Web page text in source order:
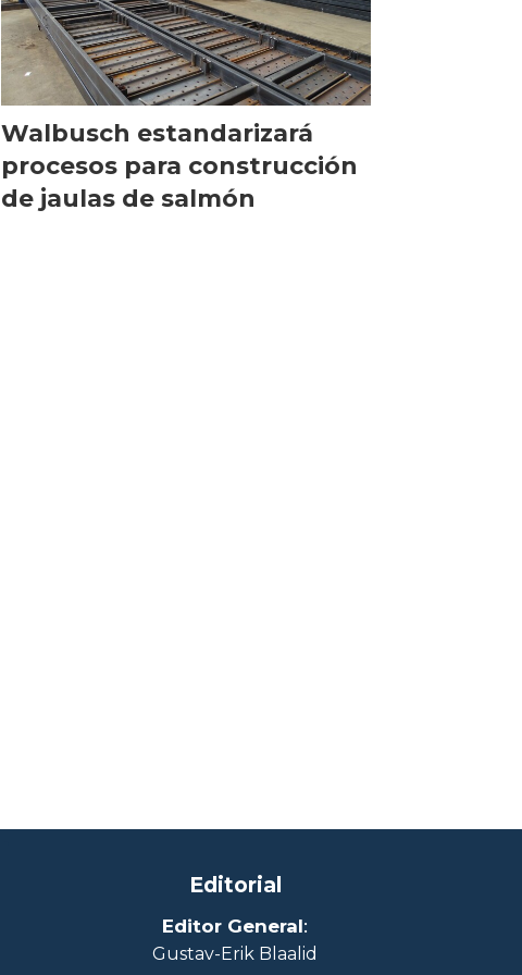
Walbusch estandarizará
procesos para construcción
de jaulas de salmón
Editorial
Editor General:
Gustav-Erik Blaalid